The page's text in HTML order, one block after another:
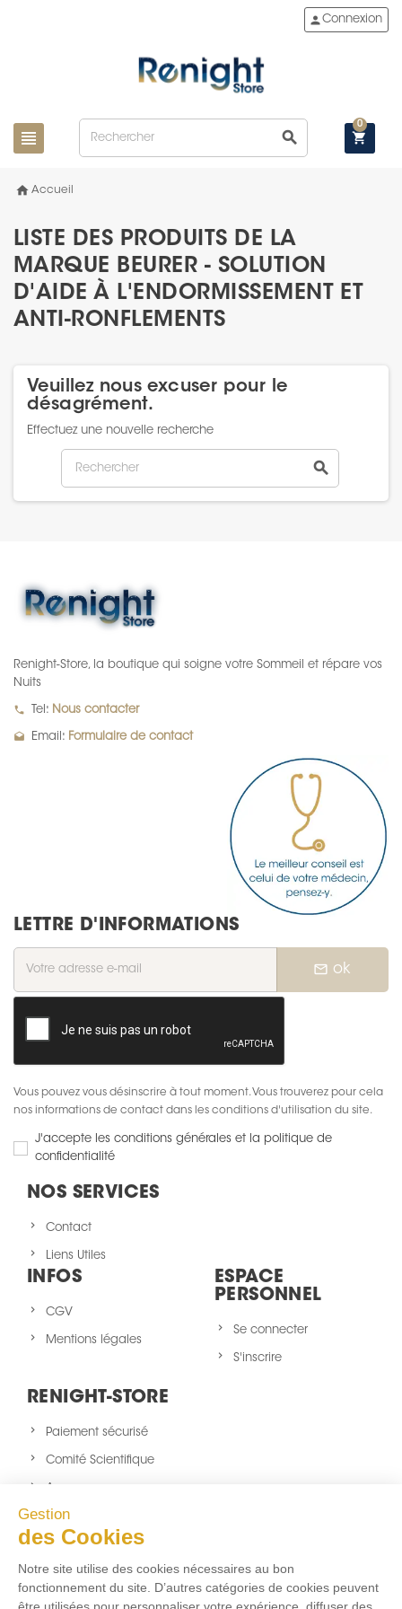
Gestion
des Cookies
Notre site utilise des cookies nécessaires au bon
fonctionnement du site. D’autres catégories de cookies peuvent
view_headline search
personConnexion
shopping_cart
0
home Accueil
LISTE DES PRODUITS DE LA
MARQUE BEURER - SOLUTION
D'AIDE À L'ENDORMISSEMENT ET
ANTI-RONFLEMENTS
Veuillez nous excuser pour le
désagrément.
Effectuez une nouvelle recherche
search
Renight-Store, la boutique qui soigne votre Sommeil et répare vos
Nuits
local_phone Tel: Nous contacter
drafts Email: Formulaire de contact
LETTRE D'INFORMATIONS
mail_outline ok
Vous pouvez vous désinscrire à tout moment. Vous trouverez pour cela
nos informations de contact dans les conditions d'utilisation du site.
J'accepte les conditions générales et la politique de
confidentialité
NOS SERVICES
Contact
Liens Utiles
INFOS
CGV
Mentions légales
ESPACE
PERSONNEL
Se connecter
S'inscrire
RENIGHT-STORE
Paiement sécurisé
Comité Scientifique
A propos
Nouveaux produits
sitemap
NOUS SUIVRE